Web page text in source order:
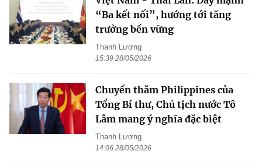
“Ba kết nối”, hướng tới tăng
trưởng bền vững
Thanh Lương
15:39 28/05/2026
Chuyến thăm Philippines của
Tổng Bí thư, Chủ tịch nước Tô
Lâm mang ý nghĩa đặc biệt
Thanh Lương
14:06 28/05/2026